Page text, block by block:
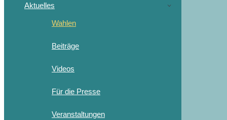
Aktuelles
Wahlen
Beiträge
Videos
Für die Presse
Veranstaltungen